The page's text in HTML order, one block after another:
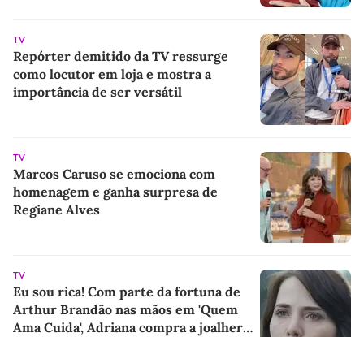
TV
Repórter demitido da TV ressurge
como locutor em loja e mostra a
importância de ser versátil
TV
Marcos Caruso se emociona com
homenagem e ganha surpresa de
Regiane Alves
TV
Eu sou rica! Com parte da fortuna de
Arthur Brandão nas mãos em 'Quem
Ama Cuida', Adriana compra a joalheria